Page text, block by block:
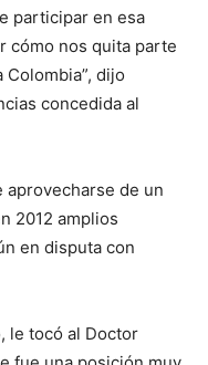
participar en esa
cómo nos quita parte
dijo
concedida al
aprovecharse de un
2012 amplios
en disputa con
le tocó al Doctor